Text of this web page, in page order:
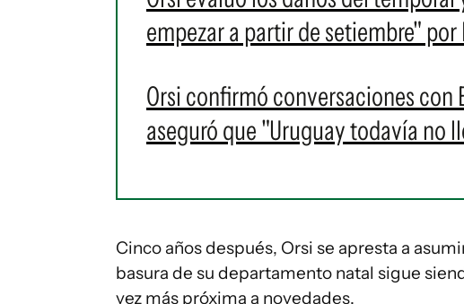
empezar a partir de setiembre" por
Orsi confirmó conversaciones con
aseguró que "Uruguay todavía no
Cinco años después, Orsi se apresta a
basura de su departamento natal sigue
vez más próxima a novedades.